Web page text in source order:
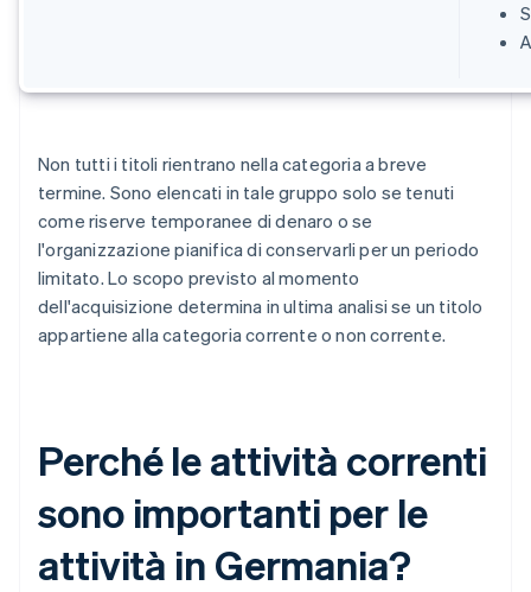
Non tutti i titoli rientrano nella categoria a breve
termine. Sono elencati in tale gruppo solo se tenuti
come riserve temporanee di denaro o se
l'organizzazione pianifica di conservarli per un periodo
limitato. Lo scopo previsto al momento
dell'acquisizione determina in ultima analisi se un titolo
appartiene alla categoria corrente o non corrente.
Perché le attività correnti
sono importanti per le
attività in Germania?